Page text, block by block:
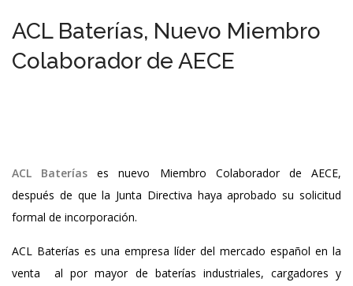
ACL Baterías, Nuevo Miembro
Colaborador de AECE
ACL Baterías es nuevo Miembro Colaborador de AECE,
después de que la Junta Directiva haya aprobado su solicitud
formal de incorporación.
ACL Baterías es una empresa líder del mercado español en la
venta al por mayor de baterías industriales, cargadores y